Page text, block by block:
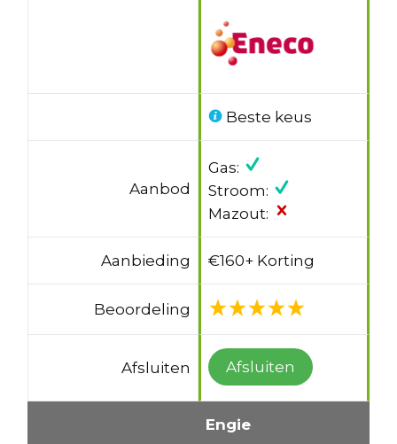
Beste keus
Aanbod
Gas:
Stroom:
Mazout:
Aanbieding €160+ Korting
Beoordeling
Afsluiten Afsluiten
Engie